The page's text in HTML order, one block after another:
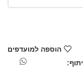
הוספה למועדפים